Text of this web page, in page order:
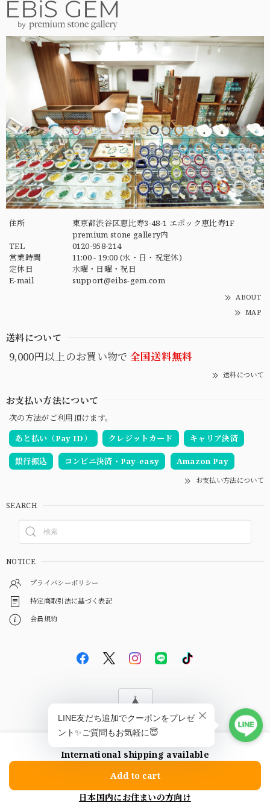
住所
東京都渋谷区恵比寿3-48-1 エポック恵比寿1F
premium stone gallery内
TEL
0120-958-214
営業時間
11:00 - 19:00 (水・日・祝定休)
定休日
水曜・日曜・祝日
E-mail
support@eibs-gem.com
ABOUT
MAP
送料について
9,000円以上のお買い物で 全国送料無料
送料について
お支払い方法について
次の方法がご利用頂けます。
あと払い（Pay ID）
クレジットカード キャリア決済
銀行振込 コンビニ決済・Pay-easy Amazon Pay
お支払い方法について
SEARCH
NOTICE
プライバシーポリシー
特定商取引法に基づく表記
会員規約
© EBiS GEM
International shipping available
Add to cart
日本国内にお住まいの方向け
ショップに質問する